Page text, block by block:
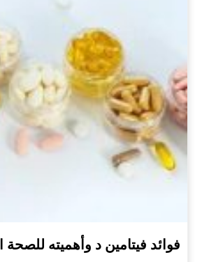
فوائد فيتامين د وأهميته للصحة